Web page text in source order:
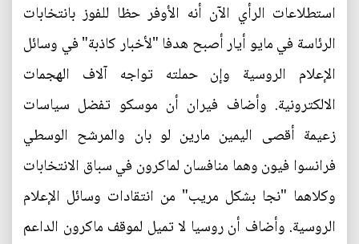
استطلاعات الرأي الآن أنه الأوفر حظا للفوز بانتخابات
الرئاسة في مايو أيار أصبح هدفا "لأخبار كاذبة" في وسائل
الإعلام الروسية وإن حملته تواجه آلاف الهجمات
الالكترونية. وأضاف فيران أن موسكو تفضل سياسات
زعيمة أقصى اليمين مارين لو بان والمرشح الوسطي
فرانسوا فيون وهما منافسان لماكرون في سباق الانتخابات
وكلاهما "نجا بشكل مريب" من انتقادات وسائل الإعلام
الروسية. وأضاف أن روسيا لا تميل لموقف ماكرون الداعم